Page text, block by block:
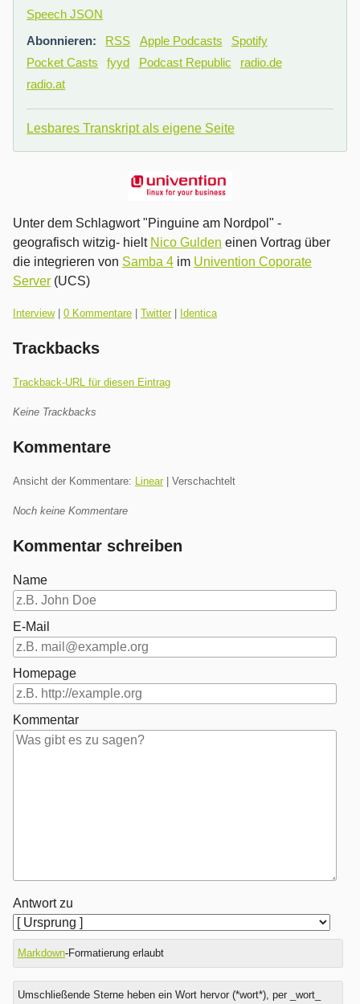
Speech JSON
Abonnieren:
RSS Apple Podcasts
Spotify
Pocket Casts
fyyd Podcast Republic
radio.de
radio.at
Lesbares Transkript als eigene Seite
Unter dem Schlagwort "Pinguine am Nordpol" -
geografisch witzig- hielt Nico Gulden einen Vortrag über
die integrieren von Samba 4 im Univention Coporate
Server (UCS)
Kategorien:
Interview| 0 Kommentare Twitter| Identica
Trackbacks
Trackback-URL für diesen Eintrag
Keine Trackbacks
Kommentare
Ansicht der Kommentare: Linear| Verschachtelt
Noch keine Kommentare
Kommentar schreiben
Name
E-Mail
Homepage
Kommentar
Antwort zu
Markdown-Formatierung erlaubt
Umschließende Sterne heben ein Wort hervor (*wort*), per _wort_